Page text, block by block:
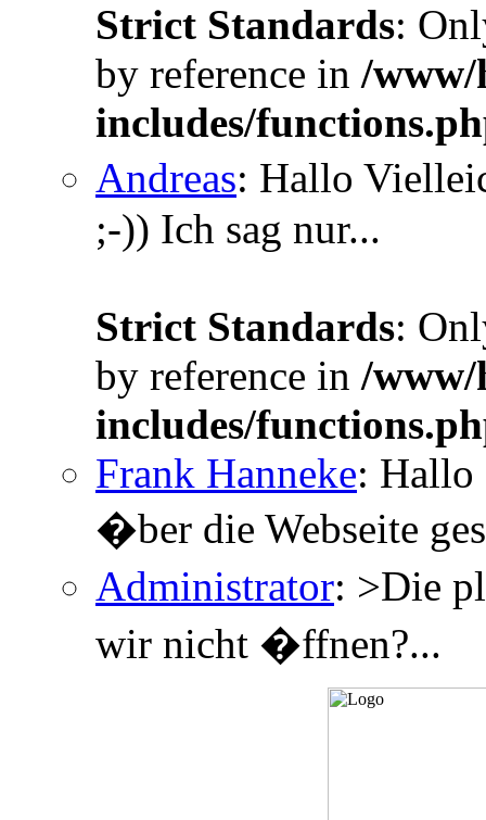
Strict Standards:
by reference in /www/
includes/
Andreas: Hallo
;-)) Ich sag nur...
Strict Standards:
by reference in /www/
includes/
Frank Hanneke: Hallo
�ber die Webseite
Administrator: >Die
wir nicht �ffnen?...